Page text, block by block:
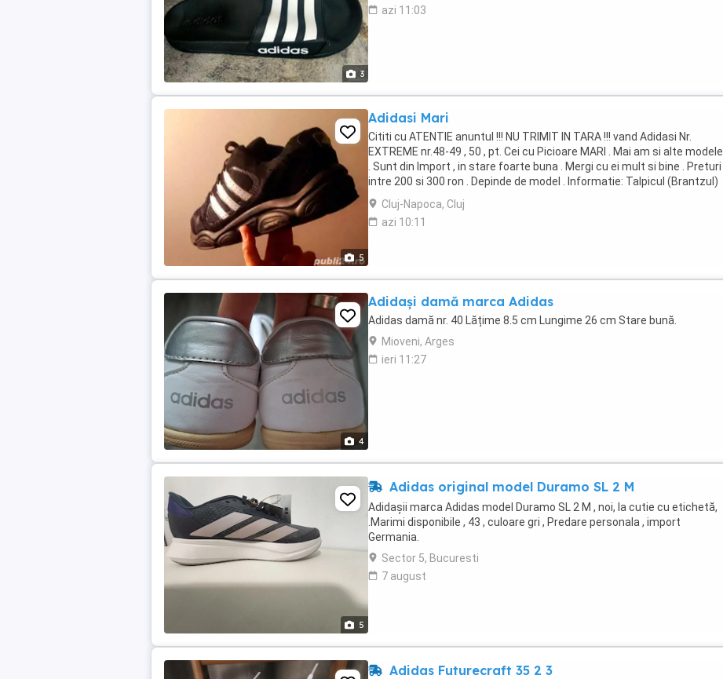
3
azi 11:03
5
Adidasi Mari
Cititi cu ATENTIE anuntul !!! NU TRIMIT IN TARA !!! vand Adidasi Nr.
EXTREME nr.48-49 , 50 , pt. Cei cu Picioare MARI . Mai am si alte modele
. Sunt din Import , in stare foarte buna . Mergi cu ei mult si bine . Preturi
intre 200 si 300 ron . Depinde de model . Informatie: Talpicul (Brantzul)
are 32 ...
Cluj-Napoca, Cluj
azi 10:11
4
Adidași damă marca Adidas
Adidas damă nr. 40 Lățime 8.5 cm Lungime 26 cm Stare bună.
Mioveni, Arges
ieri 11:27
5
Adidas original model Duramo SL 2 M
Adidașii marca Adidas model Duramo SL 2 M , noi, la cutie cu etichetă,
.Marimi disponibile , 43 , culoare gri , Predare personala , import
Germania.
Sector 5, Bucuresti
7 august
Adidas Futurecraft 35 2 3